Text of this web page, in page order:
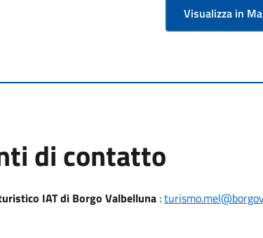
Visualizza in
di contatto
IAT di Borgo Valbelluna: